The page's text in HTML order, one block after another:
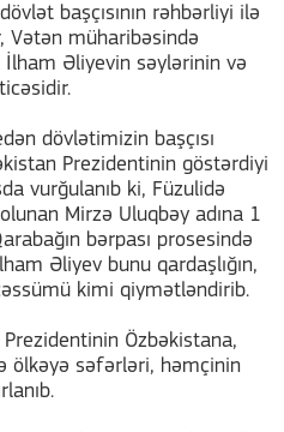
başçısının rəhbərliyi ilə
Vətən müharibəsində
İlham Əliyevin səylərinin və
dövlətimizin başçısı
Prezidentinin göstərdiyi
vurğulanıb ki, Füzulidə
Mirzə Uluqbəy adına 1
bərpası prosesində
Əliyev bunu qardaşlığın,
kimi qiymətləndirib.
Özbəkistana,
ölkəyə səfərləri, həmçinin